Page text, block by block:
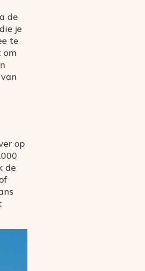
de
je
te
om
op
de